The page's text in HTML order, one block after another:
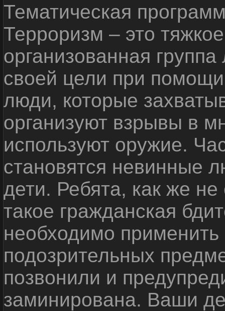
Тематическая
Терроризм – это
организованная
своей цели при
люди, которые
организуют взрывы в
используют оружие.
становятся невинные
дети. Ребята, как же не
такое гражданская
необходимо
подозрительных
позвонили и
заминирована. Ваши